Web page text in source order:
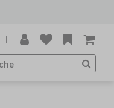
IT